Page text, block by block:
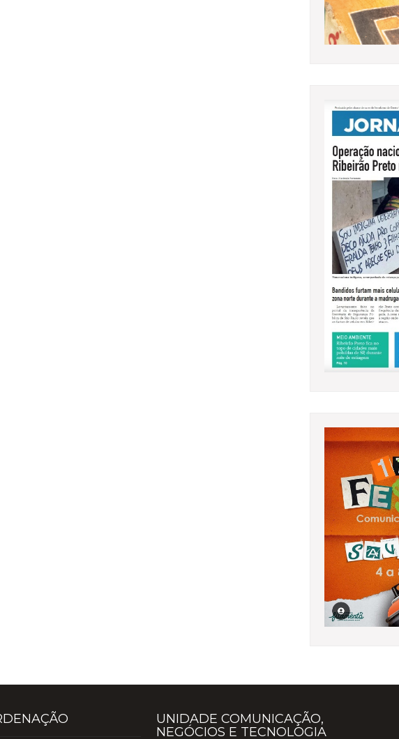
UNIDADE COMUNICAÇÃO,
NEGÓCIOS E TECNOLOGIA